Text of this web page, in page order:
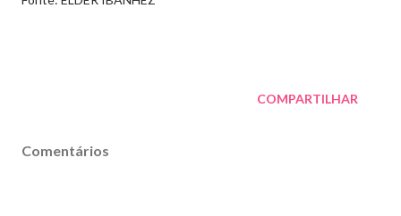
COMPARTILHAR
Comentários